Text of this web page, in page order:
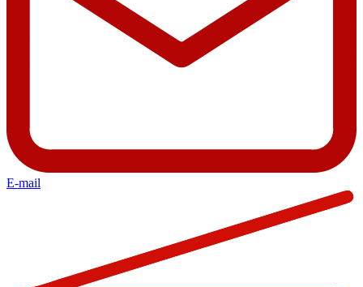
E-mail